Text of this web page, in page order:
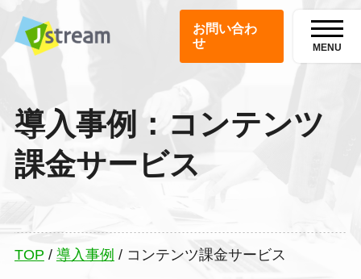
お問い合わ
せ
MENU
導入事例：コンテンツ
課金サービス
TOP / 導入事例 / コンテンツ課金サービス